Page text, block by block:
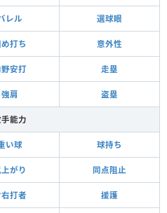
レル 選球眼
打ち 意外性
野安打 走塁
強肩 盗塁
能力
い球 球持ち
がり 同点阻止
打者 援護